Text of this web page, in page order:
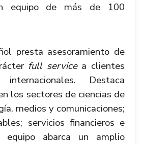
equipo de más de 100
presta asesoramiento de
full servicea clientes
Destaca
los sectores de ciencias de
medios y comunicaciones;
servicios financieros e
equipo abarca un amplio